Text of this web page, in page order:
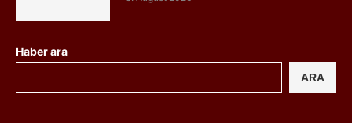
Haber ara
ARA